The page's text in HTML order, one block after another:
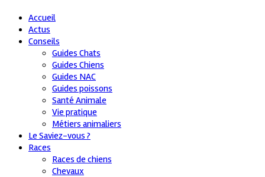
Accueil
Actus
Conseils
Guides Chats
Guides Chiens
Guides NAC
Guides poissons
Santé Animale
Vie pratique
Métiers animaliers
Le Saviez-vous ?
Races
Races de chiens
Chevaux